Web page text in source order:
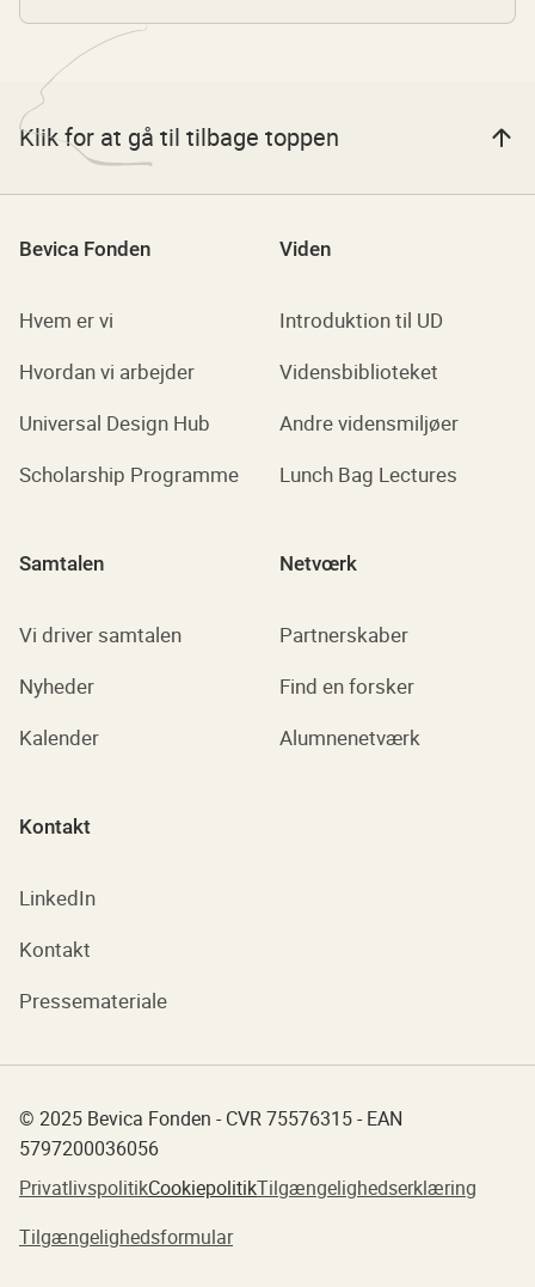
Klik for at gå til tilbage toppen
Bevica Fonden
Hvem er vi
Hvordan vi arbejder
Universal Design Hub
Scholarship Programme
Viden
Introduktion til UD
Vidensbiblioteket
Andre vidensmiljøer
Lunch Bag Lectures
Samtalen
Vi driver samtalen
Nyheder
Kalender
Netvœrk
Partnerskaber
Find en forsker
Alumnenetværk
Kontakt
LinkedIn
Kontakt
Pressemateriale
© 2025 Bevica Fonden - CVR 75576315 - EAN
5797200036056
PrivatlivspolitikCookiepolitikTilgængelighedserklæring
Tilgængelighedsformular